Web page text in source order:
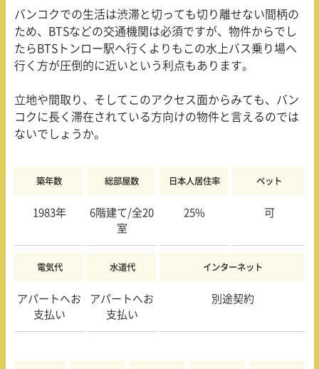
バンコクでの生活は渋滞と切っても切り離せない間柄の
ため、
BTSなどの交通機関は必須ですが、物件からでし
たら BTS トンロー駅へ行くよりもこの水上バス乗り場へ
行く方が圧倒的に近いという利点もあります。
立地や間取り、そしてこのアクセス面からみても、バン
コクに長く滞在されている方向けの物件と言えるのでは
ないでしょうか。
築年数 総部屋数 日本人居住率 ペット
1983年
6階建て/全20
室
25% 可
電気代 水道代 インターネット
アパートへお
支払い
アパートへお
支払い
別途契約